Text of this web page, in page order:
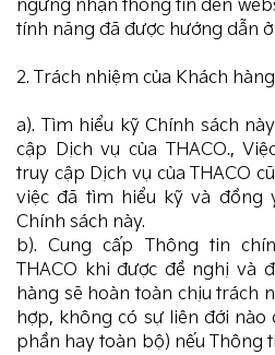
ngưng nhận thông tin đến
tính năng đã được hướng dẫn
2. Trách nhiệm của Khách hàng
a). Tìm hiểu kỹ Chính sách
cập Dịch vụ của THACO.,
truy cập Dịch vụ của THACO
việc đã tìm hiểu kỹ và đồng
Chính sách này.
b). Cung cấp Thông tin
THACO khi được đề nghị và
hàng sẽ hoàn toàn chịu trách
hợp, không có sự liên đới nào
phần hay toàn bộ) nếu Thông